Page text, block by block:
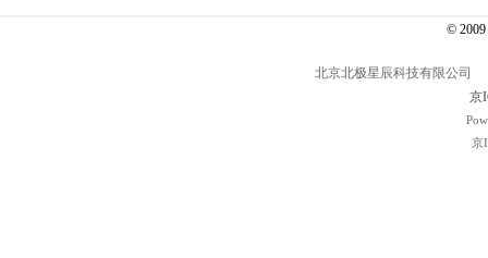
© 2009
北京北极星辰科技有限公司
京
京